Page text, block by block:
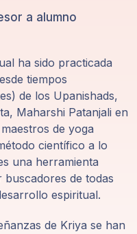
a alumno
ha sido practicada
tiempos
de los Upanishads,
Maharshi Patanjali en
de yoga
científico a lo
una herramienta
de todas
espiritual.
de Kriya se han